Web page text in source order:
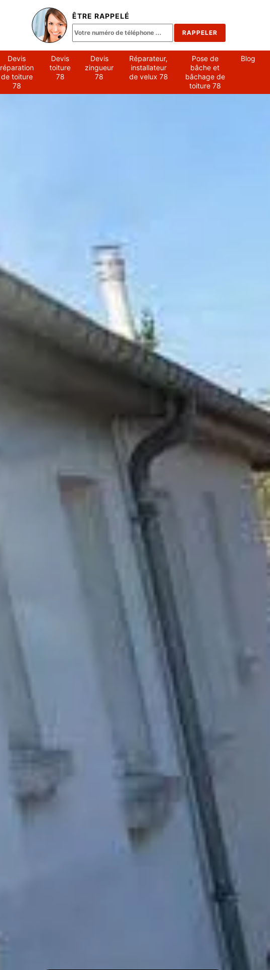
ÊTRE RAPPELÉ
Devis
réparation
de toiture
78
Devis
toiture
78
Devis
zingueur
78
Réparateur,
installateur
de velux 78
Pose de
bâche et
bâchage de
toiture 78
Blog